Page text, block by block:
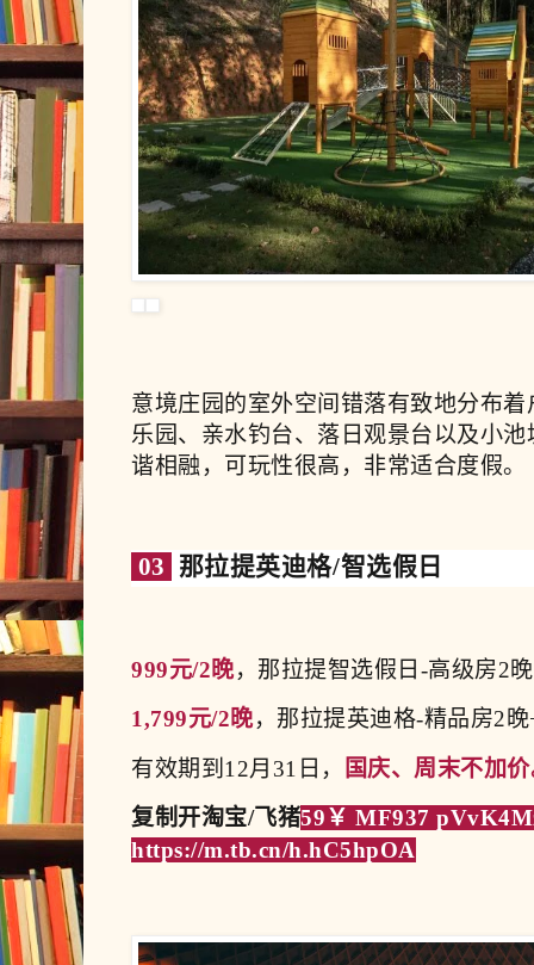
意境庄园的室外空间错落有致地分布
乐园、亲水钓台、落日观景台以及小
谐相融，可玩性很高，非常适合度假。
03 那拉提英迪格/智选假日
999元/2晚，那拉提智选假日-高级房2
1,799元/2晚，那拉提英迪格-精品房2
有效期到12月31日，
国庆、周末不加
复制开淘宝/飞猪59￥ MF937
https://m.tb.cn/h.hC5hpOA